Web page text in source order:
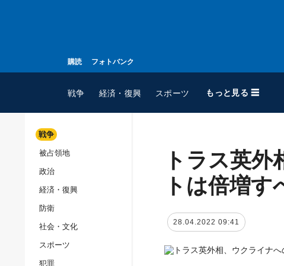
購読 フォトバンク
戦争 経済・復興 スポーツ もっと見る ☰
ウク
ウク
て
戦争
被占領地
政治
経済・復興
防衛
社会・文化
スポーツ
犯罪
トラス英
トは倍増
28.04.2022 09:41